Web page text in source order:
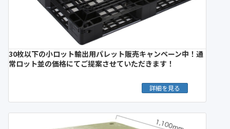
30枚以下の小ロット輸出用パレット販売キャンペーン中！通
常ロット並の価格にてご提案させていただきます！
詳細を見る